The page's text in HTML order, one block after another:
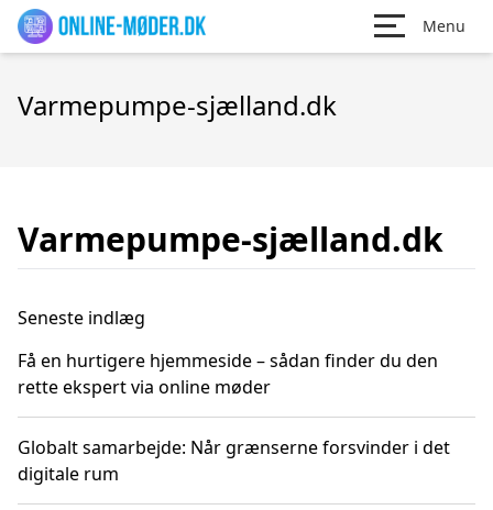
Menu
Varmepumpe-sjælland.dk
Varmepumpe-sjælland.dk
Seneste indlæg
Få en hurtigere hjemmeside – sådan finder du den
rette ekspert via online møder
Globalt samarbejde: Når grænserne forsvinder i det
digitale rum